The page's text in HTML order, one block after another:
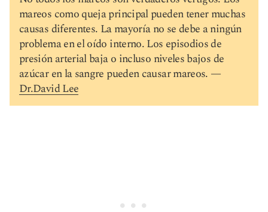
mareos como queja principal pueden tener muchas
causas diferentes. La mayoría no se debe a ningún
problema en el oído interno. Los episodios de
presión arterial baja o incluso niveles bajos de
azúcar en la sangre pueden causar mareos. —
Dr.David Lee